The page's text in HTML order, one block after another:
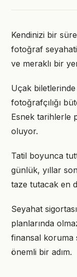
Kendinizi bir
fotoğraf
ve meraklı bir
Uçak
fotoğrafçılığı
Esnek tarihlerle
oluyor.
Tatil boyunca
günlük, yıllar
taze tutacak en
Seyahat
planlarında
finansal koruma
önemli bir adım.